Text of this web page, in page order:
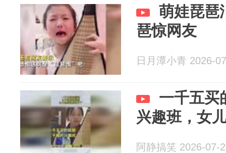
萌娃琵琶
琶惊网友
日月潭小青 2026-
一千五买
兴趣班，女
阿静搞笑 2026-07-